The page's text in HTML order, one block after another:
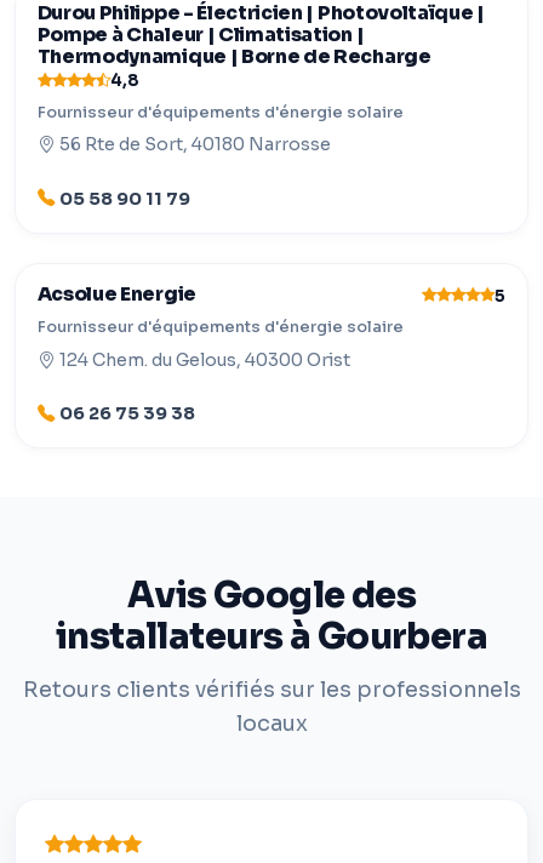
Durou Philippe - Électricien | Photovoltaïque |
Pompe à Chaleur | Climatisation |
Thermodynamique | Borne de Recharge
4,8
Fournisseur d'équipements d'énergie solaire
56 Rte de Sort, 40180 Narrosse
05 58 90 11 79
Acsolue Energie 5
Fournisseur d'équipements d'énergie solaire
124 Chem. du Gelous, 40300 Orist
06 26 75 39 38
Avis Google des
installateurs à Gourbera
Retours clients vérifiés sur les professionnels
locaux